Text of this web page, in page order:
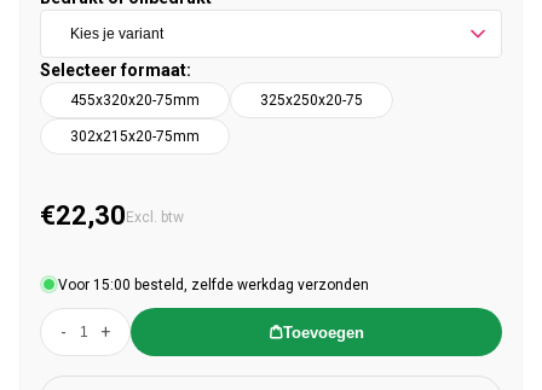
Selecteer formaat:
455x320x20-75mm 325x250x20-75
302x215x20-75mm
Normale prijs
€22,30 Excl. btw
Voor 15:00 besteld, zelfde werkdag verzonden
- + Toevoegen